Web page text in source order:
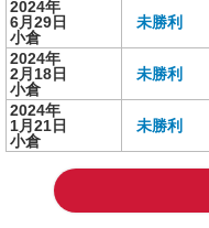
2024年
6月29日
小倉
未勝利
2024年
2月18日
小倉
未勝利
2024年
1月21日
小倉
未勝利